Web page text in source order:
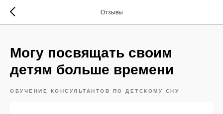
Отзывы
Могу посвящать своим
детям больше времени
ОБУЧЕНИЕ КОНСУЛЬТАНТОВ ПО ДЕТСКОМУ СНУ